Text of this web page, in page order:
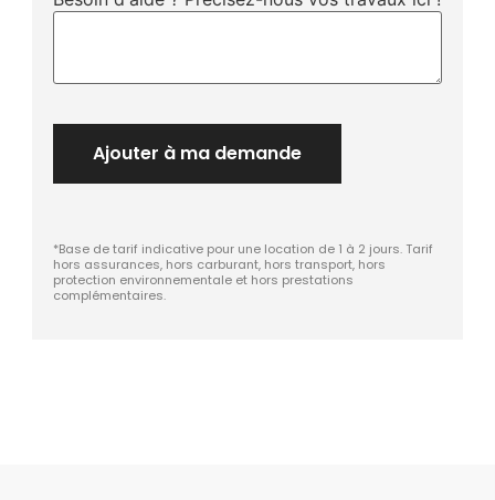
Ajouter à ma demande
*Base de tarif indicative pour une location de 1 à 2 jours. Tarif
hors assurances, hors carburant, hors transport, hors
protection environnementale et hors prestations
complémentaires.